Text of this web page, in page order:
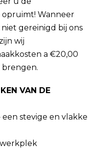
Wanneer
gereinigd bij ons
wij
a €20,00
VAN DE
een stevige en vlakke